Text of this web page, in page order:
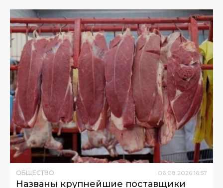
ОБЩЕСТВО 06.08.2026 16:57
Названы крупнейшие поставщики